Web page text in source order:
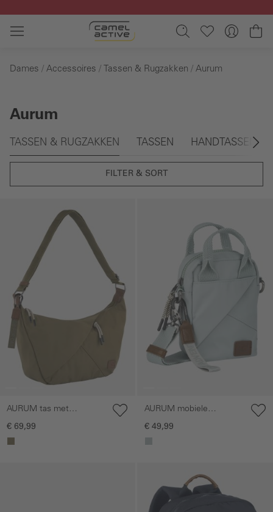
Ga naar de hoofdinhoud
Dames Accessoires Tassen & Rugzakken Aurum
Aurum
Galerie overslaan
TASSEN & RUGZAKKEN TASSEN HANDTASSEN
FILTER & SORT
AURUM tas met
verstelbare
€ 69,99
AURUM mobiele
telefoonhoesje met
schouderriem
€ 49,99